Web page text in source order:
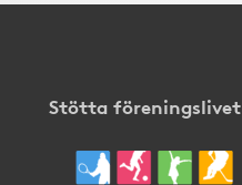
Stötta föreningslivet